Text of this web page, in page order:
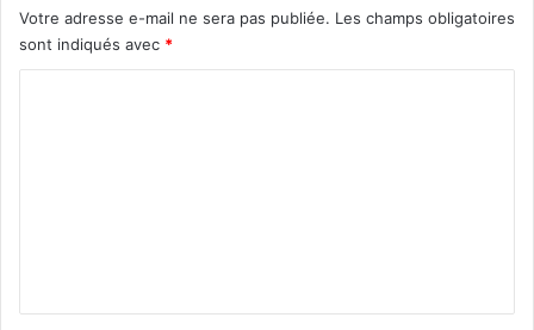
Votre adresse e-mail ne sera pas publiée. Les champs obligatoires
sont indiqués avec *